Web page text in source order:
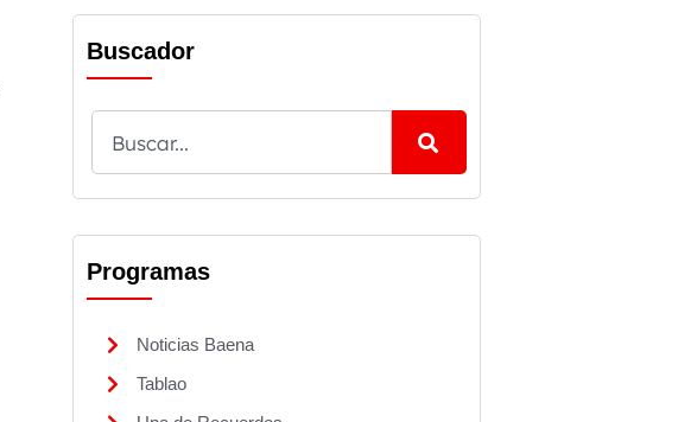
Buscador
Programas
Noticias Baena
Tablao